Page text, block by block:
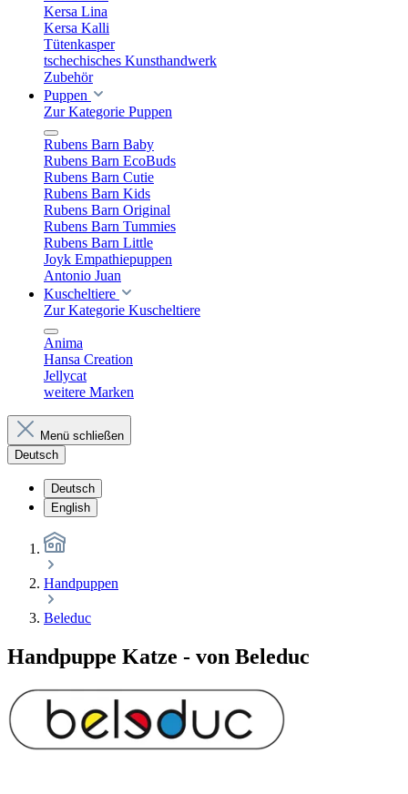
Kersa Lina
Kersa Kalli
Tütenkasper
tschechisches Kunsthandwerk
Zubehör
Puppen
Zur Kategorie Puppen
Rubens Barn Baby
Rubens Barn EcoBuds
Rubens Barn Cutie
Rubens Barn Kids
Rubens Barn Original
Rubens Barn Tummies
Rubens Barn Little
Joyk Empathiepuppen
Antonio Juan
Kuscheltiere
Zur Kategorie Kuscheltiere
Anima
Hansa Creation
Jellycat
weitere Marken
Menü schließen
Deutsch
Deutsch
English
Handpuppen
Beleduc
Handpuppe Katze - von Beleduc